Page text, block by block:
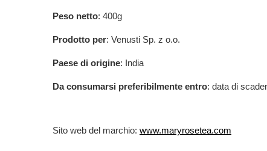
Peso netto: 400g
Prodotto per: Venusti Sp. z o.o.
Paese di origine: India
Da consumarsi preferibilmente entro: data di
Sito web del marchio: www.maryrosetea.com